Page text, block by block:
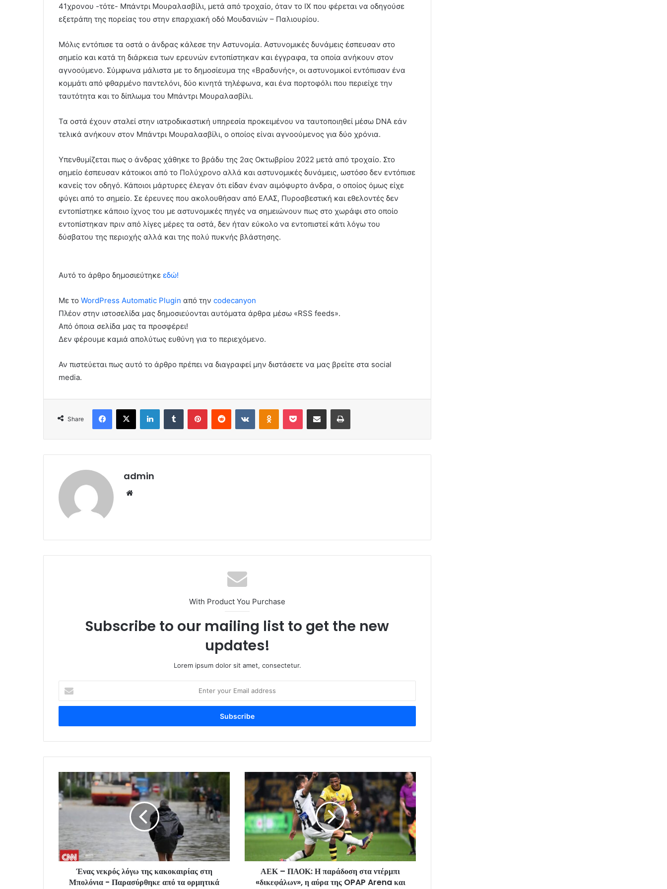
41χρονου -τότε- Μπάντρι Μουραλασβίλι, μετά από τροχαίο, όταν το ΙΧ που φέρεται να οδηγούσε
εξετράπη της πορείας του στην επαρχιακή οδό Μουδανιών – Παλιουρίου.
Μόλις εντόπισε τα οστά ο άνδρας κάλεσε την Αστυνομία. Αστυνομικές δυνάμεις έσπευσαν στο
σημείο και κατά τη διάρκεια των ερευνών εντοπίστηκαν και έγγραφα, τα οποία ανήκουν στον
αγνοούμενο. Σύμφωνα μάλιστα με το δημοσίευμα της «Βραδυνής», οι αστυνομικοί εντόπισαν ένα
κομμάτι από φθαρμένο παντελόνι, δύο κινητά τηλέφωνα, και ένα πορτοφόλι που περιείχε την
ταυτότητα και το δίπλωμα του Μπάντρι Μουραλασβίλι.
Τα οστά έχουν σταλεί στην ιατροδικαστική υπηρεσία προκειμένου να ταυτοποιηθεί μέσω DNA εάν
τελικά ανήκουν στον Μπάντρι Μουραλασβίλι, ο οποίος είναι αγνοούμενος για δύο χρόνια.
Υπενθυμίζεται πως ο άνδρας χάθηκε το βράδυ της 2ας Οκτωβρίου 2022 μετά από τροχαίο. Στο
σημείο έσπευσαν κάτοικοι από το Πολύχρονο αλλά και αστυνομικές δυνάμεις, ωστόσο δεν εντόπισε
κανείς τον οδηγό. Κάποιοι μάρτυρες έλεγαν ότι είδαν έναν αιμόφυρτο άνδρα, ο οποίος όμως είχε
φύγει από το σημείο. Σε έρευνες που ακολουθήσαν από ΕΛΑΣ, Πυροσβεστική και εθελοντές δεν
εντοπίστηκε κάποιο ίχνος του με αστυνομικές πηγές να σημειώνουν πως στο χωράφι στο οποίο
εντοπίστηκαν πριν από λίγες μέρες τα οστά, δεν ήταν εύκολο να εντοπιστεί κάτι λόγω του
δύσβατου της περιοχής αλλά και της πολύ πυκνής βλάστησης.
Αυτό το άρθρο δημοσιεύτηκε εδώ!
Με το WordPress Automatic Plugin από την codecanyon
Πλέον στην ιστοσελίδα μας δημοσιεύονται αυτόματα άρθρα μέσω «RSS feeds».
Από όποια σελίδα μας τα προσφέρει!
Δεν φέρουμε καμιά απολύτως ευθύνη για το περιεχόμενο.
Αν πιστεύεται πως αυτό το άρθρο πρέπει να διαγραφεί μην διστάσετε να μας βρείτε στα social
media.
Share
Facebook
X LinkedInTumblr PinterestReddit VKontakteOdnoklassniki
Pocket Share via Email Print
admin
With Product You Purchase
Subscribe to our mailing list to get the new
updates!
Lorem ipsum dolor sit amet, consectetur.
your
Email
Ένας νεκρός λόγω της κακοκαιρίας στη
Μπολόνια - Παρασύρθηκε από τα ορμητικά
ΑΕΚ – ΠΑΟΚ: Η παράδοση στα ντέρμπι
«δικεφάλων», η αύρα της OPAP Arena και